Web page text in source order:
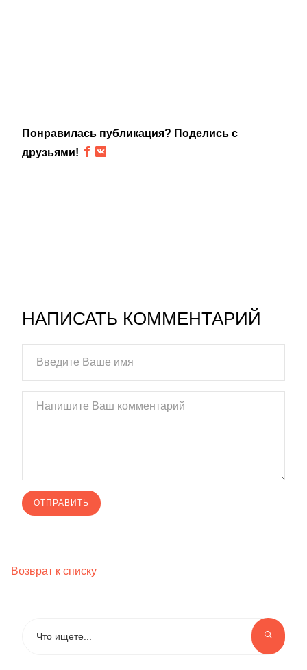
Понравилась публикация? Поделись с
друзьями!
НАПИСАТЬ КОММЕНТАРИЙ
Возврат к списку